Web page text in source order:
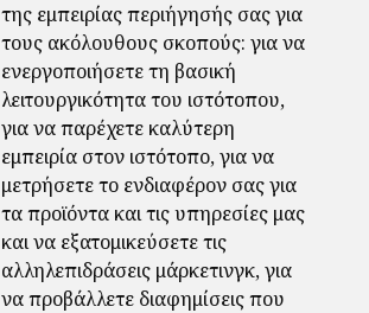
της εμπειρίας περιήγησής σας για
τους ακόλουθους σκοπούς: για να
ενεργοποιήσετε τη βασική
λειτουργικότητα του ιστότοπου,
για να παρέχετε καλύτερη
εμπειρία στον ιστότοπο,για να
μετρήσετε το ενδιαφέρον σας για
τα προϊόντα και τις υπηρεσίες μας
και να εξατομικεύσετε τις
αλληλεπιδράσεις μάρκετινγκ,για
να προβάλλετε διαφημίσεις που